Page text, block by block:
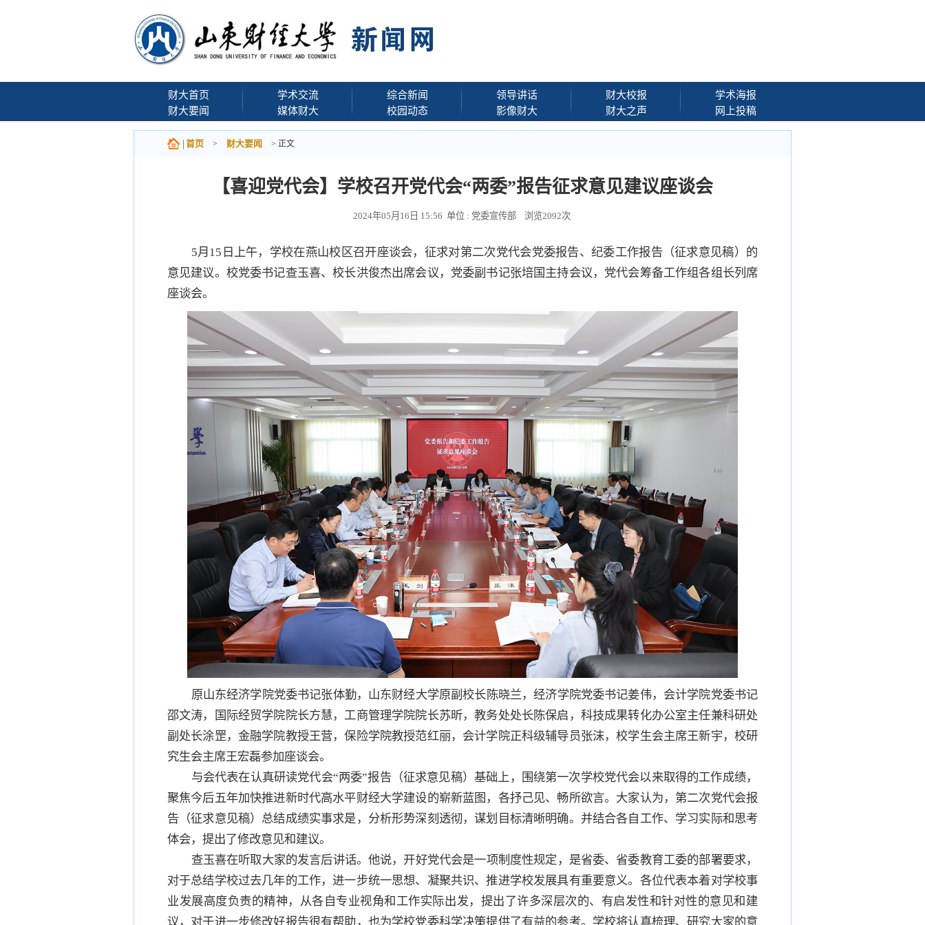
财大首页
财大要闻
学术交流
媒体财大
综合新闻
校园动态
领导讲话
影像财大
财大校报
财大之声
学术海报
网上投稿
首页 > 财大要闻 > 正文
【喜迎党代会】学校召开党代会“两委”报告征求意见建议座谈会
2024年05月16日 15:56 单位 : 党委宣传部 浏览2092次
5月15日上午，学校在燕山校区召开座谈会，征求对第二次党代会党委报告、纪委工作报告（征求意见稿）的
意见建议。校党委书记查玉喜、校长洪俊杰出席会议，党委副书记张培国主持会议，党代会筹备工作组各组长列席
座谈会。
原山东经济学院党委书记张体勤，山东财经大学原副校长陈晓兰，经济学院党委书记姜伟，会计学院党委书记
邵文涛，国际经贸学院院长方慧，工商管理学院院长苏昕，教务处处长陈保启，科技成果转化办公室主任兼科研处
副处长涂罡，金融学院教授王营，保险学院教授范红丽，会计学院正科级辅导员张沫，校学生会主席王新宇，校研
究生会主席王宏磊参加座谈会。
与会代表在认真研读党代会“两委”报告（征求意见稿）基础上，围绕第一次学校党代会以来取得的工作成绩，
聚焦今后五年加快推进新时代高水平财经大学建设的崭新蓝图，各抒己见、畅所欲言。大家认为，第二次党代会报
告（征求意见稿）总结成绩实事求是，分析形势深刻透彻，谋划目标清晰明确。并结合各自工作、学习实际和思考
体会，提出了修改意见和建议。
查玉喜在听取大家的发言后讲话。他说，开好党代会是一项制度性规定，是省委、省委教育工委的部署要求，
对于总结学校过去几年的工作，进一步统一思想、凝聚共识、推进学校发展具有重要意义。各位代表本着对学校事
业发展高度负责的精神，从各自专业视角和工作实际出发，提出了许多深层次的、有启发性和针对性的意见和建
议，对于进一步修改好报告很有帮助，也为学校党委科学决策提供了有益的参考。学校将认真梳理、研究大家的意